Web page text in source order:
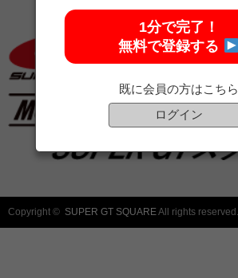
Copyright © SUPER GT SQUAREAll rights reserved.
1分で完了！
無料で登録する
既に会員の方はこちら
ログイン